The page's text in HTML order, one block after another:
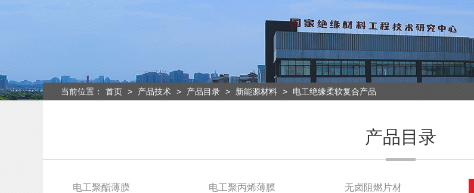
当前位置： 首页 > 产品技术 > 产品目录 > 新能源材料 > 电工绝缘柔软复合产品
产品目录
电工聚酯薄膜 电工聚丙烯薄膜 无卤阻燃片材